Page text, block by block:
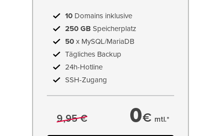
10 Domains inklusive
250 GB Speicherplatz
50 x MySQL/MariaDB
Tägliches Backup
24h-Hotline
SSH-Zugang
9,95 € 0€ mtl.*